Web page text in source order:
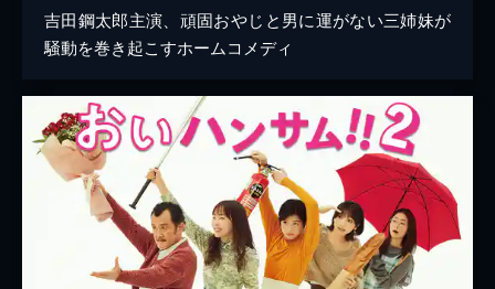
吉田鋼太郎主演、頑固おやじと男に運がない三姉妹が
騒動を巻き起こすホームコメディ